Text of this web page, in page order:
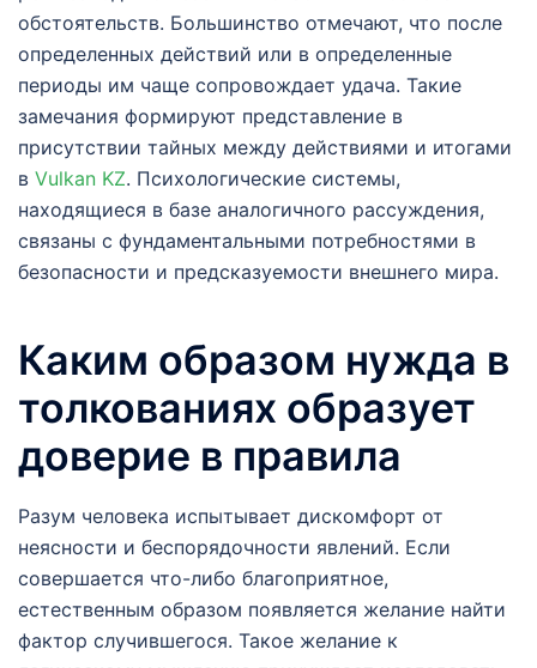
обстоятельств. Большинство отмечают, что после
определенных действий или в определенные
периоды им чаще сопровождает удача. Такие
замечания формируют представление в
присутствии тайных между действиями и итогами
в Vulkan KZ. Психологические системы,
находящиеся в базе аналогичного рассуждения,
связаны с фундаментальными потребностями в
безопасности и предсказуемости внешнего мира.
Каким образом нужда в
толкованиях образует
доверие в правила
Разум человека испытывает дискомфорт от
неясности и беспорядочности явлений. Если
совершается что-либо благоприятное,
естественным образом появляется желание найти
фактор случившегося. Такое желание к